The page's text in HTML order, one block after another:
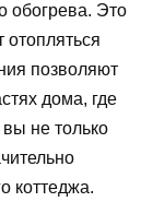
обогрева. Это
отопляться
позволяют
дома, где
вы не только
коттеджа.